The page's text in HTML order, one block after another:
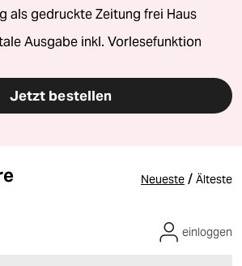
als gedruckte Zeitung frei Haus
Ausgabe inkl. Vorlesefunktion
Jetzt bestellen
Neueste / Älteste
einloggen